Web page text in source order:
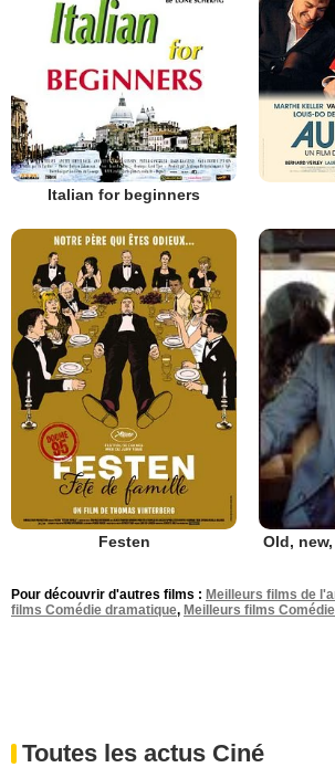
Italian for beginners
Festen Old,
Pour découvrir d'autres films : Meilleurs films de
films Comédie dramatique, Meilleurs films
Toutes les actus Ciné